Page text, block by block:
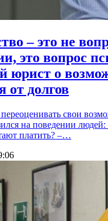
– это не
это вопрос
юрист о
от долгов
свои
на поведении
платить? –…